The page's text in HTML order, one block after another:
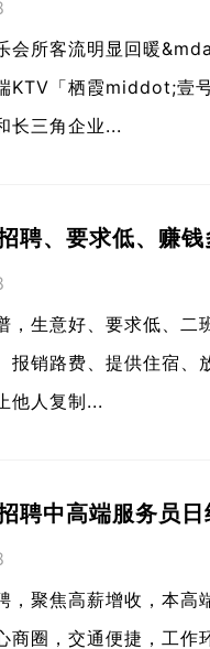
会所客流明显回暖
KTV「栖霞middot;壹
长三角企业...
聘、要求低、赚钱
，生意好、要求低、二
报销路费、提供住宿
他人复制...
聘中高端服务员
，聚焦高薪增收，本
商圈，交通便捷，工作